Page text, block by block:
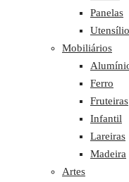
Panelas
Mobiliários
Ferro
Fruteiras
Infantil
Lareiras
Madeira
Artes